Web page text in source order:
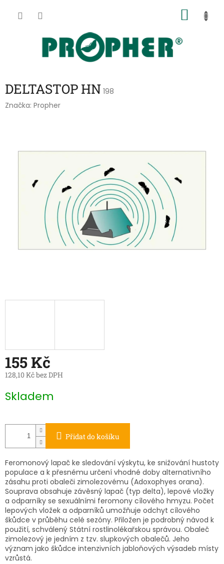
DELTASTOP HN 198
Značka: Propher
155 Kč
128,10 Kč bez DPH
cena:
Skladem
Přidat do košíku
Feromonový lapač ke sledování výskytu, ke snižování hustoty
populace a k přesnému určení vhodné doby alternativního
zásahu proti obaleči zimolezovému (Adoxophyes orana).
Souprava obsahuje závěsný lapač (typ delta), lepové vložky
a odparníky se sexuálními feromony cílového hmyzu. Počet
lepových vložek a odparníků umožňuje odchyt cílového
škůdce v průběhu celé sezóny. Přiložen je podrobný návod k
použití, schválený Státní rostlinolékařskou správou. Obaleč
zimolezový je jedním z tzv. slupkových obalečů. Jeho
význam jako škůdce intenzivních jabloňových výsadeb místy
vzrůstá.